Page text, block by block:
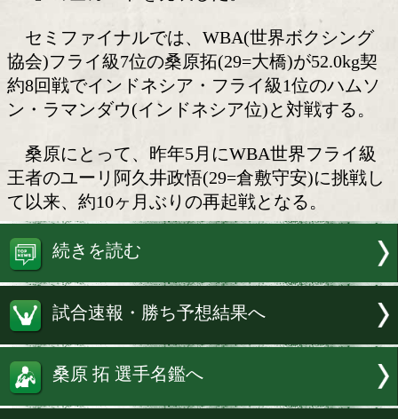
桑原拓(大橋)が帰ってくる!
大橋ボクシングジムは29日、3月11日(
楽園ホールで開催される「フェニック
130」の全カードを発表した。
セミファイナルでは、WBA(世界ボク
協会)フライ級7位の桑原拓(29=大橋)が
約8回戦でインドネシア・フライ級1位
ン・ラマンダウ(インドネシア位)と対戦
桑原にとって、昨年5月にWBA世界フ
王者のユーリ阿久井政悟(29=倉敷守安)
て以来、約10ヶ月ぶりの再起戦となる。